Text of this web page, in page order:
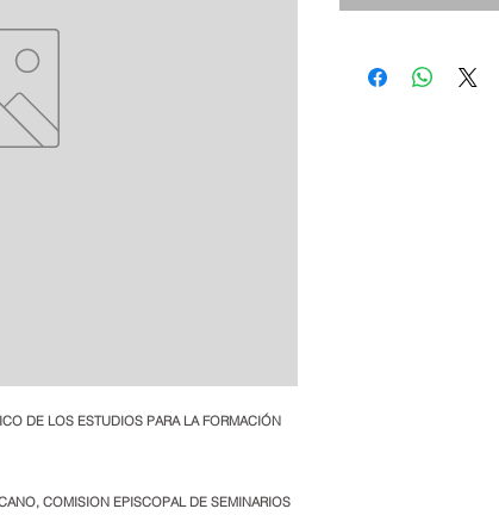
DE LOS ESTUDIOS PARA LA FORMACIÓN
COMISION EPISCOPAL DE SEMINARIOS